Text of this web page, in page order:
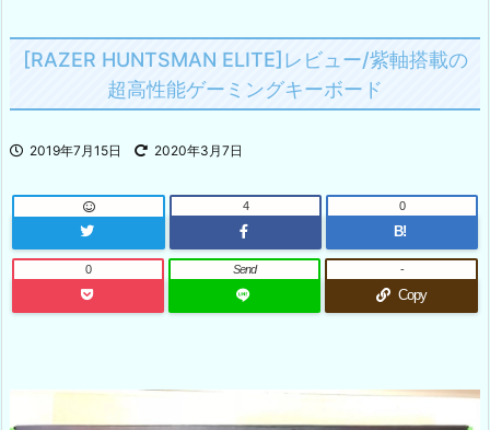
[RAZER HUNTSMAN ELITE]レビュー/紫軸搭載の
超高性能ゲーミングキーボード
2019年7月15日 2020年3月7日
4
B!
0
0 Send
Copy
-